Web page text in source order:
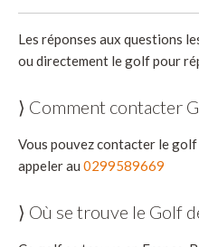
Les réponses aux questions
ou directement le golf pour
⟩ Comment contacter
Vous pouvez contacter le
appeler au 0299589669
⟩ Où se trouve le Golf